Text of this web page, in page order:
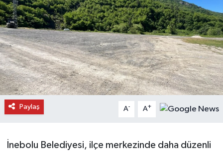
Paylaş A- A+
İnebolu Belediyesi, ilçe merkezinde daha düzenli
Devrekani Haberleri
Doğanyurt Haberleri
Hanönü Haberleri
İhsangazi Haberleri
İnebolu Haberleri